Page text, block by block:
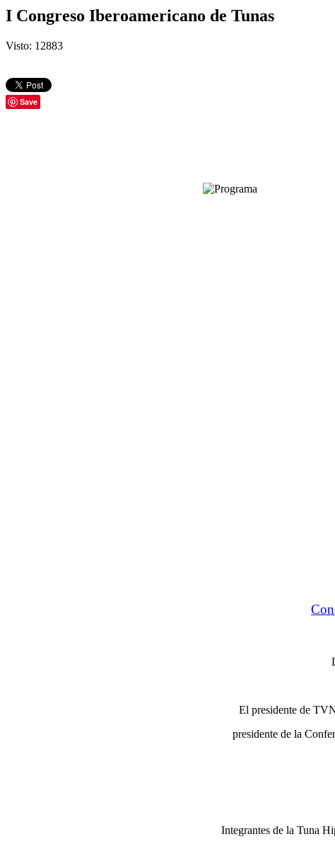
I Congreso Iberoamericano de Tunas
Visto: 12883
Save
El presidente de
presidente de la
Integrantes de la Tuna